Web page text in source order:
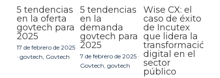
Buscar
5 tendencias
en la oferta
govtech para
2025
17 de febrero de 2025
· govtech, Govtech
5 tendencias
en la
demanda
govtech para
2025
7 de febrero de 2025 ·
Govtech, govtech
Wise CX: el
caso de éxito
de Incutex
que lidera la
transformación
digital en el
sector
público